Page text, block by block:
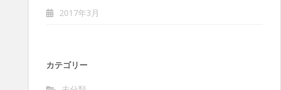
2017年3月
カテゴリー